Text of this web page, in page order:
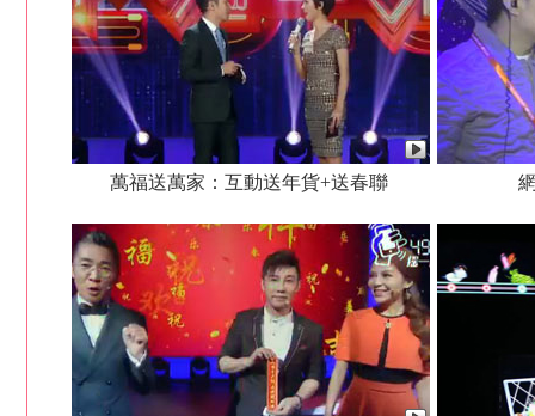
萬福送萬家：互動送年貨+送春聯